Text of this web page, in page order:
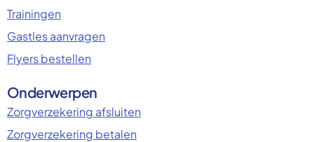
Trainingen
Gastles aanvragen
Flyers bestellen
Onderwerpen
Zorgverzekering afsluiten
Zorgverzekering betalen